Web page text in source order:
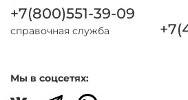
+7(800)551-39-09
справочная служба
Мы в соцсетях: